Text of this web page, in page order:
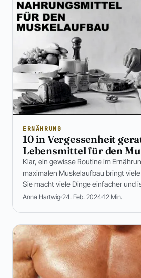
ERNÄHRUNG
10 in Vergessenheit
Lebensmittel für den
Klar, ein gewisse Routine im
maximalen Muskelaufbau bringt
Sie macht viele Dinge einfacher und
Anna Hartwig 24. Feb. 2024 12 Min.